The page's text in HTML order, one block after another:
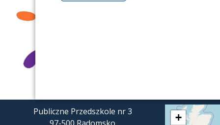
Publiczne Przedszkole nr 3
97-500 Radomsko
+